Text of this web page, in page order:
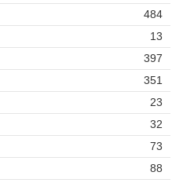
484
13
397
351
23
32
73
88